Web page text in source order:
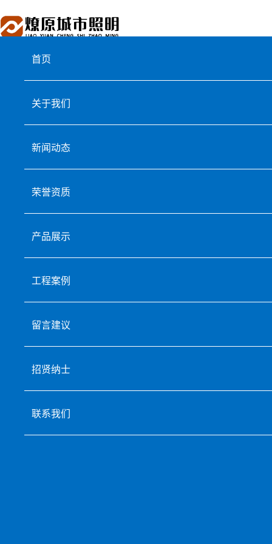
首页
关于我们
新闻动态
荣誉资质
产品展示
工程案例
留言建议
招贤纳士
联系我们